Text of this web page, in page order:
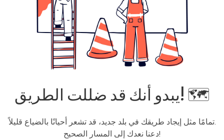
يبدو أنك قد ضللت الطريق! 🗺️
تمامًا مثل إيجاد طريقك في بلد جديد، قد تشعر أحيانًا بالضياع قليلاً.
دعنا نعدك إلى المسار الصحيح!